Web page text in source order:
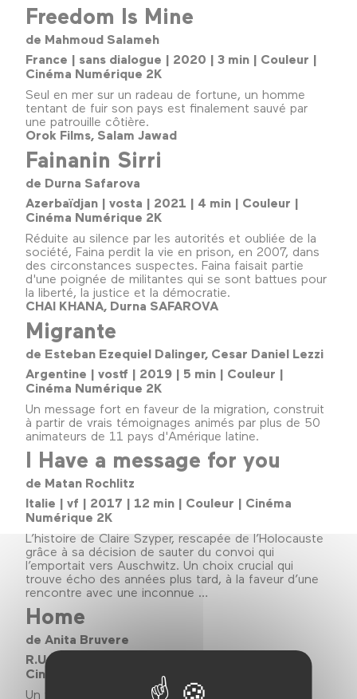
Freedom Is Mine
de Mahmoud Salameh
France | sans dialogue | 2020 | 3 min | Couleur |
Cinéma Numérique 2K
Seul en mer sur un radeau de fortune, un homme
tentant de fuir son pays est finalement sauvé par
une patrouille côtière.
Orok Films, Salam Jawad
Fainanin Sirri
de Durna Safarova
Azerbaïdjan | vosta | 2021 | 4 min | Couleur |
Cinéma Numérique 2K
Réduite au silence par les autorités et oubliée de la
société, Faina perdit la vie en prison, en 2007, dans
des circonstances suspectes. Faina faisait partie
d'une poignée de militantes qui se sont battues pour
la liberté, la justice et la démocratie.
CHAI KHANA, Durna SAFAROVA
Migrante
de Esteban Ezequiel Dalinger, Cesar Daniel Lezzi
Argentine | vostf | 2019 | 5 min | Couleur |
Cinéma Numérique 2K
Un message fort en faveur de la migration, construit
à partir de vrais témoignages animés par plus de 50
animateurs de 11 pays d'Amérique latine.
I Have a message for you
de Matan Rochlitz
Italie | vf | 2017 | 12 min | Couleur | Cinéma
Numérique 2K
L’histoire de Claire Szyper, rescapée de l’Holocauste
grâce à sa décision de sauter du convoi qui
l’emportait vers Auschwitz. Un choix crucial qui
trouve écho des années plus tard, à la faveur d’une
rencontre avec une inconnue …
Home
de Anita Bruvere
R.U. | sans dialogues | 2019 | 7 min | Couleur |
Cinéma Numérique 2K
Un voyage dans l'expérience collective de la